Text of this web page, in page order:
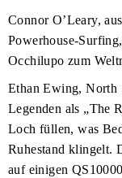
Connor O’Leary,
Powerhouse-
Occhilupo zum
Ethan Ewing, North
Legenden als „The
Loch füllen, was
Ruhestand klingelt.
auf einigen